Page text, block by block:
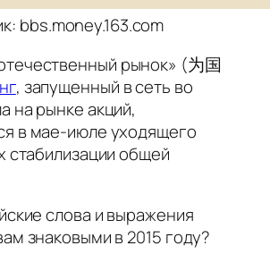
bbs.money.163.com
рынок» (为国
, запущенный в сеть во
на рынке акций,
в мае-июле уходящего
стабилизации общей
слова и выражения
знаковыми в 2015 году?